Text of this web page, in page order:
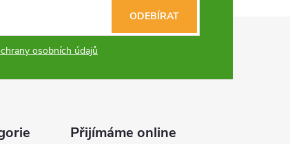
osobních údajů
ODEBÍRAT
Přijímáme online